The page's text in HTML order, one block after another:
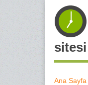
sitesi
Ana Sayfa